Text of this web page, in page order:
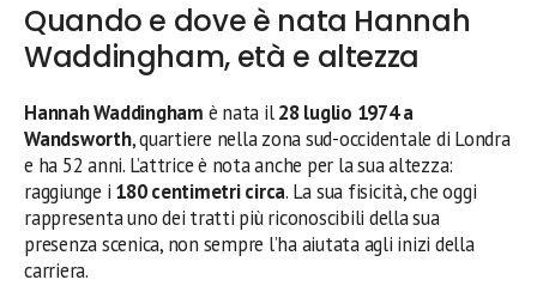
Quando e dove è nata Hannah
Waddingham, età e altezza
Hannah Waddingham è nata il28 luglio 1974 a
Wandsworth, quartiere nella zona sud-occidentale di Londra
e ha 52 anni. L’attrice è nota anche per la sua altezza:
raggiunge i 180 centimetri circa. La sua fisicità, che oggi
rappresenta uno dei tratti più riconoscibili della sua
presenza scenica, non sempre l’ha aiutata agli inizi della
carriera.